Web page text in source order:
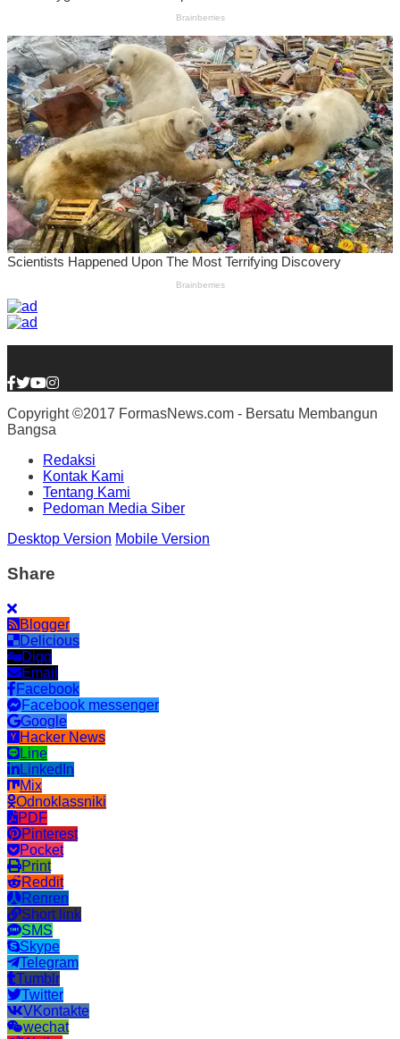
Copyright ©2017 FormasNews.com - Bersatu Membangun
Bangsa
Redaksi
Kontak Kami
Tentang Kami
Pedoman Media Siber
Desktop Version Mobile Version
Share
Blogger
Delicious
Digg
Email
Facebook
Facebook messenger
Google
Hacker News
Line
LinkedIn
Mix
Odnoklassniki
PDF
Pinterest
Pocket
Print
Reddit
Renren
Short link
SMS
Skype
Telegram
Tumblr
Twitter
VKontakte
wechat